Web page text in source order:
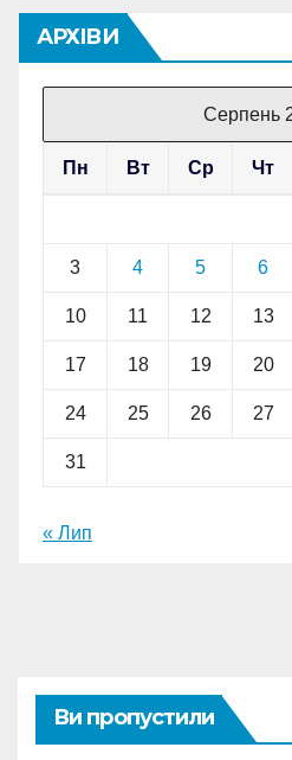
АРХІВИ
Серпень
Пн Вт Ср Чт
3 4 5 6
10 11 12 13
17 18 19 20
24 25 26 27
31
« Лип
Ви пропустили